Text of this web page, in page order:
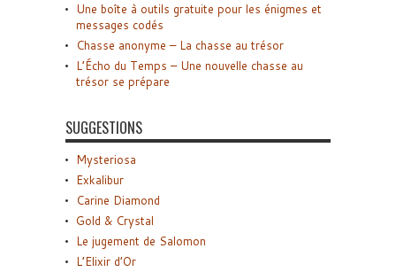
Une boîte à outils gratuite pour les énigmes et
messages codés
Chasse anonyme – La chasse au trésor
L’Écho du Temps – Une nouvelle chasse au
trésor se prépare
SUGGESTIONS
Mysteriosa
Exkalibur
Carine Diamond
Gold & Crystal
Le jugement de Salomon
L’Elixir d’Or